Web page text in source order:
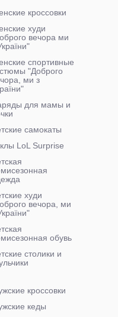
кроссовки
худи
вечора ми
спортивные
"Доброго
ми з
для мамы и
самокаты
LoL Surprise
худи
вечора, ми
обувь
столики и
кроссовки
кеды